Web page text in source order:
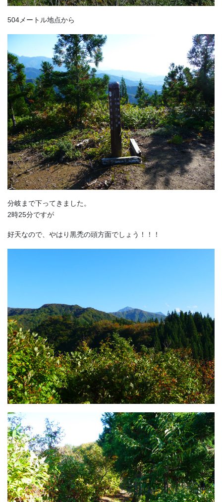
504メートル地点から
分岐まで下ってきました。
2時25分ですが
好天なので、やはり黒禿の頭方面でしょう！！！